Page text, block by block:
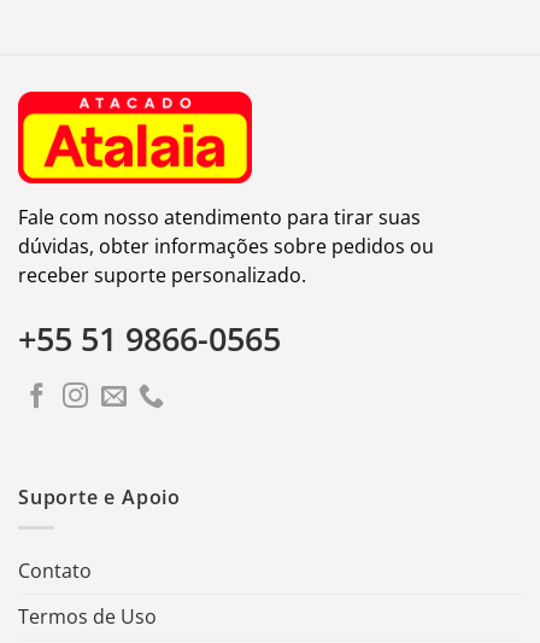
Fale com nosso atendimento para tirar suas
dúvidas, obter informações sobre pedidos ou
receber suporte personalizado.
+55 51 9866-0565
Suporte e Apoio
Contato
Termos de Uso